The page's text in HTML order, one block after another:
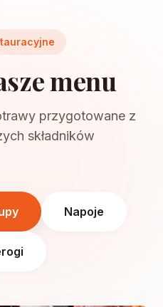
menu
przygotowane z
składników
Napoje